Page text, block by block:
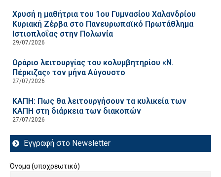
Χρυσή η μαθήτρια του 1ου Γυμνασίου Χαλανδρίου
Κυριακή Ζέρβα στο Πανευρωπαϊκό Πρωτάθλημα
Ιστιοπλοΐας στην Πολωνία
29/07/2026
Ωράριο λειτουργίας του κολυμβητηρίου «Ν.
Πέρκιζας» τον μήνα Αύγουστο
27/07/2026
ΚΑΠΗ: Πως θα λειτουργήσουν τα κυλικεία των
ΚΑΠΗ στη διάρκεια των διακοπών
27/07/2026
Εγγραφή στο Newsletter
Όνομα (υποχρεωτικό)